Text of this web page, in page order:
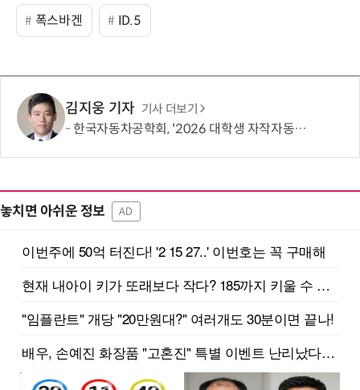
폭스바겐 ID.5
김지웅 기자 기사 더보기
한국자동차공학회, '2026 대학생 자작자동차대회 포뮬러 부문' 개최
놓치면 아쉬운 정보 AD